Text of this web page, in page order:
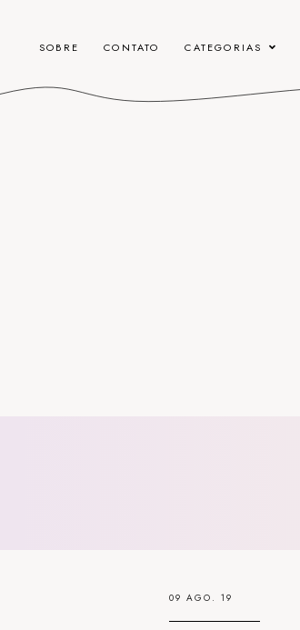
SOBRE CONTATO CATEGORIAS
09 AGO. 19